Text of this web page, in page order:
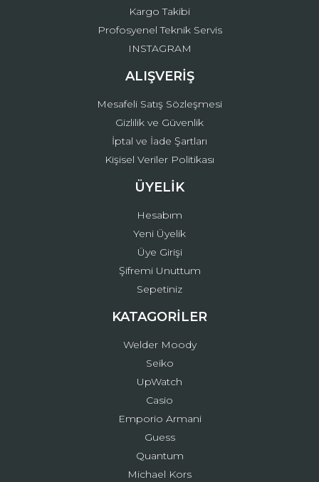
Gönder
Kargo Takibi
Profosyenel Teknik Servis
INSTAGRAM
ALIŞVERİŞ
Mesafeli Satış Sözleşmesi
Gizlilik ve Güvenlik
İptal ve İade Şartları
Kişisel Veriler Politikası
ÜYELİK
Hesabım
Yeni Üyelik
Üye Girişi
Şifremi Unuttum
Sepetiniz
KATAGORİLER
Welder Moody
Seiko
UpWatch
Casio
Emporio Armani
Guess
Quantum
Michael Kors